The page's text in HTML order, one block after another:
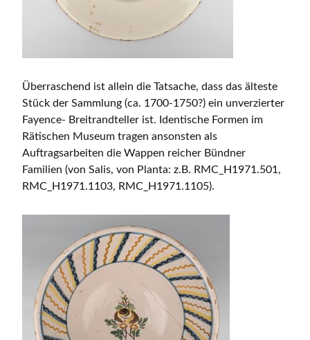
Überraschend ist allein die Tatsache, dass das älteste
Stück der Sammlung (ca. 1700-1750?) ein unverzierter
Fayence- Breitrandteller ist. Identische Formen im
Rätischen Museum tragen ansonsten als
Auftragsarbeiten die Wappen reicher Bündner
Familien (von Salis, von Planta: z.B. RMC_H1971.501,
RMC_H1971.1103, RMC_H1971.1105).